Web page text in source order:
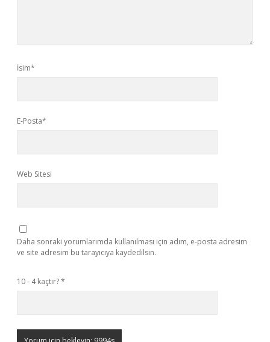
İsim*
E-Posta*
Web Sitesi
Daha sonraki yorumlarımda kullanılması için adım, e-posta adresim
ve site adresim bu tarayıcıya kaydedilsin.
10 - 4 kaçtır?*